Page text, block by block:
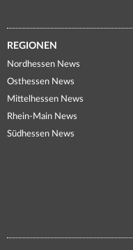
REGIONEN
Nordhessen News
Osthessen News
Mittelhessen News
Rhein-Main News
Südhessen News